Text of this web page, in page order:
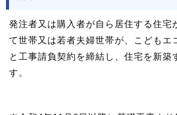
発注者又は購入者が自ら居住する住宅
て世帯又は若者夫婦世帯が、こどもエ
と工事請負契約を締結し、住宅を新築
す。